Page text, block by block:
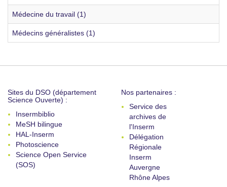
Médecine du travail (1)
Médecins généralistes (1)
Sites du DSO (département
Science Ouverte) :
Insermbiblio
MeSH bilingue
HAL-Inserm
Photoscience
Science Open Service
(SOS)
Nos partenaires :
Service des
archives de
l'Inserm
Délégation
Régionale
Inserm
Auvergne
Rhône Alpes